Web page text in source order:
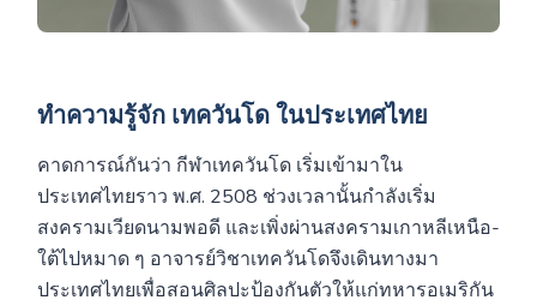
ทำความรู้จัก เทควันโด ในประเทศไทย
คาดการณ์กันว่า กีฬาเทควันโด เริ่มเข้ามาใน
ประเทศไทยราว พ.ศ. 2508 ช่วงเวลานั้นกำลังเริ่ม
สงครามเวียดนามพอดี และเพิ่งผ่านสงครามเกาหลีเหนือ-
ใต้ไปหมาด ๆ อาจารย์วิชาเทควันโดจึงเดินทางมา
ประเทศไทยเพื่อสอนศิลปะป้องกันตัวให้แก่ทหารอเมริกัน